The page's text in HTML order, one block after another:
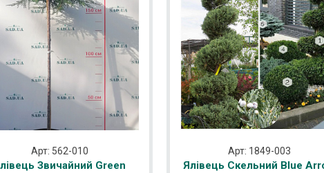
Арт: 562-010
Звичайний Green
Арт: 1849-003
Ялівець Скельний Blue